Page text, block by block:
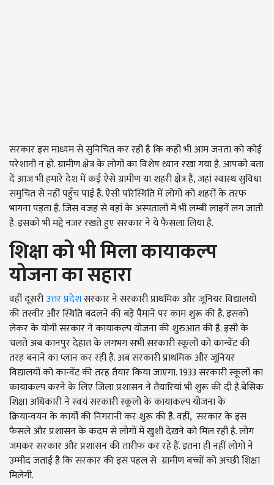
सरकार इस माध्यम से सुनिचित कर रही है कि कही भी आम जनता को कोई
परेशानी न हो. ग्रामीण क्षेत्र के लोगों का विशेष ध्यान रखा गया है. आपको बता
दें आज भी हमारे देश में कई ऐसे ग्रामीण या शहरी क्षेत्र हैं, जहां स्वास्थ सुविधा
समुचित से नहीं पहुँच पाई है. ऐसी परिस्थिति में लोगों को शहरों के तरफ
भागना पड़ता है. जिस वजह से वहां के अस्पतालों में भी लम्बी लाइनें लग जाती
है. इसको भी मद्दे नजर रखते हुए सरकार ने ये फैसला लिया है.
शिक्षा को भी मिला कायाकल्प
योजना का सहारा
वहीं दूसरीउत्तर प्रदेशसरकार ने सरकारी प्राथमिक और जूनियर विद्यालयों
की तस्वीर और स्थिति बदलने की बड़े पैमाने पर काम शुरू की है. इसको
लेकर के योगी सरकार ने कायाकल्प योजना की शुरुआत की है. इसी के
चलते अब कानपुर देहात के लगभग सभी सरकारी स्कूलों को कान्वेंट की
तरह बनाने का प्लान कर रही है. अब सरकारी प्राथमिक और जूनियर
विद्यालयों को कान्वेंट की तरह तैयार किया जाएगा. 1933 सरकारी स्कूलों का
कायाकल्प करने के लिए जिला प्रशासन ने तैयारियां भी शुरू की दी है.बेसिक
शिक्षा अधिकारी ने स्वयं सरकारी स्कूलों के कायाकल्प योजना के
क्रियान्वयन के कार्यों की निगरानी कर शुरू की है. वहीं, सरकार के इस
फैसले और प्रशासन के कदम से लोगों में खुशी देखने को मिल रही है. लोग
जमकर सरकार और प्रशासन की तारीफ कर रहे हैं. इतना ही नहीं लोगों ने
उम्मीद जताई है कि सरकार की इस पहल से ग्रामीण बच्चों को अच्छी शिक्षा
मिलेगी.